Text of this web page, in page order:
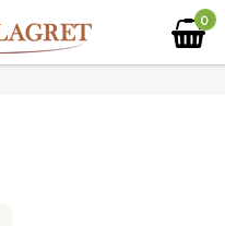
0